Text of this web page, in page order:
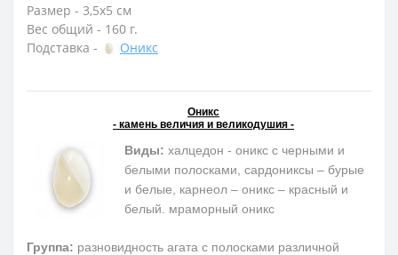
Размер - 3,5х5 см
Вес общий - 160 г.
Подставка -
Оникс
Оникс
- камень величия и великодушия -
Виды: халцедон - оникс с черными и
белыми полосками, сардониксы – бурые
и белые, карнеол – оникс – красный и
белый. мраморный оникс
Группа: разновидность агата с полосками различной